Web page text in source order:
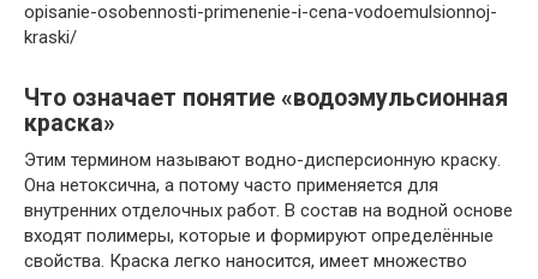
opisanie-osobennosti-primenenie-i-cena-vodoemulsionnoj-
kraski/
Что означает понятие «водоэмульсионная
краска»
Этим термином называют водно-дисперсионную краску.
Она нетоксична, а потому часто применяется для
внутренних отделочных работ. В состав на водной основе
входят полимеры, которые и формируют определённые
свойства. Краска легко наносится, имеет множество